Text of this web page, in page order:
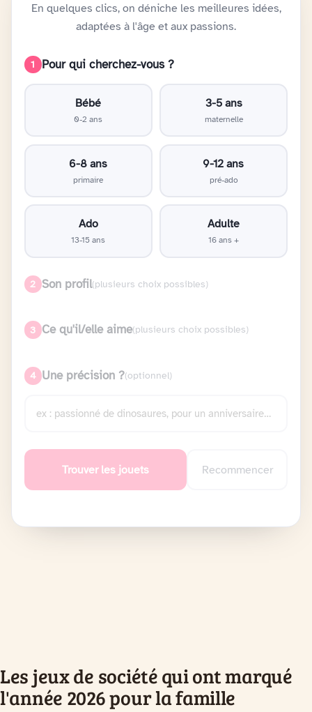
En quelques clics, on déniche les meilleures idées,
adaptées à l'âge et aux passions.
1 Pour qui cherchez-vous ?
Bébé
0-2 ans
3-5 ans
maternelle
6-8 ans
primaire
9-12 ans
pré-ado
Ado
13-15 ans
Adulte
16 ans +
2 Son profil(plusieurs choix possibles)
3 Ce qu'il/elle aime(plusieurs choix possibles)
4 Une précision ?(optionnel)
Trouver les jouets Recommencer
Les jeux de société qui ont marqué
l'année 2026 pour la famille